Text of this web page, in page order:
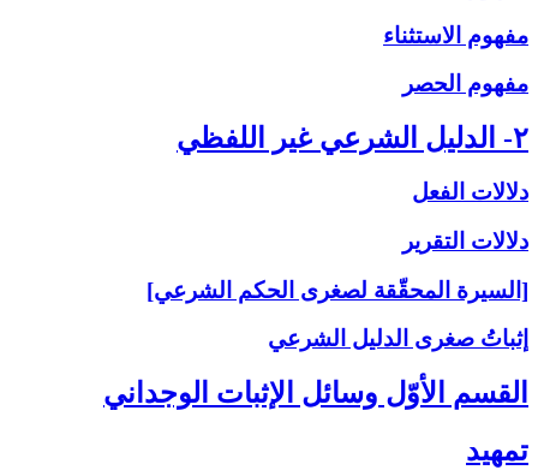
مفهوم الاستثناء
مفهوم الحصر
۲- الدليل الشرعي غير اللفظي
دلالات الفعل
دلالات التقرير
[السيرة المحقّقة لصغرى الحكم الشرعي]
إثباتُ‏ صغرى‏ الدليل الشرعي‏
القسم الأوّل وسائل الإثبات الوجداني
تمهيد